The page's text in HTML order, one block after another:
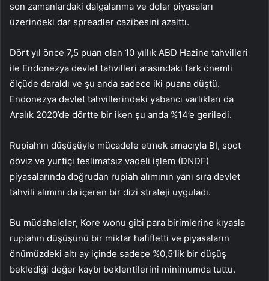
son zamanlardaki dalgalanma ve dolar piyasaları
üzerindeki dar spreadler cazibesini azalttı.
Dört yıl önce 7,5 puan olan 10 yıllık ABD Hazine tahvilleri
ile Endonezya devlet tahvilleri arasındaki fark önemli
ölçüde daraldı ve şu anda sadece iki puana düştü.
Endonezya devlet tahvillerindeki yabancı varlıkları da
Aralık 2020’de dörtte bir iken şu anda %14’e geriledi.
Rupiah’ın düşüşüyle mücadele etmek amacıyla BI, spot
döviz ve yurtiçi teslimatsız vadeli işlem (DNDF)
piyasalarında doğrudan rupiah alımının yanı sıra devlet
tahvili alımını da içeren bir dizi strateji uyguladı.
Bu müdahaleler, Kore wonu gibi para birimlerine kıyasla
rupiahın düşüşünü bir miktar hafifletti ve piyasaların
önümüzdeki altı ay içinde sadece %0,5’lik bir düşüş
beklediği değer kaybı beklentilerini minimumda tuttu.